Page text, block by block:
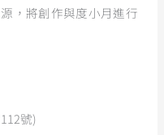
，將創作與度小月進行
號)